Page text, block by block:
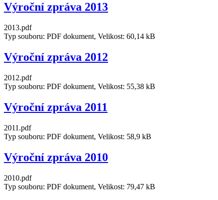
Výroční zpráva 2013
2013.pdf
Typ souboru: PDF dokument, Velikost: 60,14 kB
Výroční zpráva 2012
2012.pdf
Typ souboru: PDF dokument, Velikost: 55,38 kB
Výroční zpráva 2011
2011.pdf
Typ souboru: PDF dokument, Velikost: 58,9 kB
Výroční zpráva 2010
2010.pdf
Typ souboru: PDF dokument, Velikost: 79,47 kB